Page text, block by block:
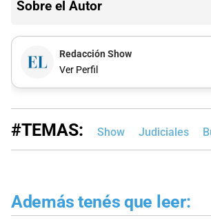
Sobre el Autor
Redacción Show
Ver Perfil
#TEMAS: Show Judiciales
Además tenés que leer: